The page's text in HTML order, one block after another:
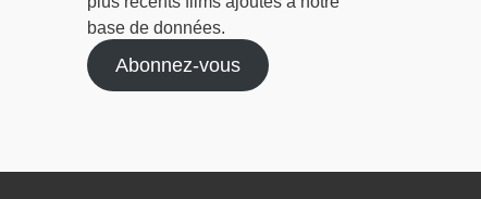
base de données.
Abonnez-vous